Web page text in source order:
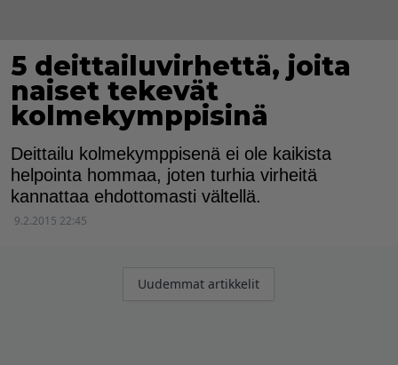
5 deittailuvirhettä, joita
naiset tekevät
kolmekymppisinä
Deittailu kolmekymppisenä ei ole kaikista
helpointa hommaa, joten turhia virheitä
kannattaa ehdottomasti vältellä.
9.2.2015 22:45
Artikkelien
Uudemmat artikkelit